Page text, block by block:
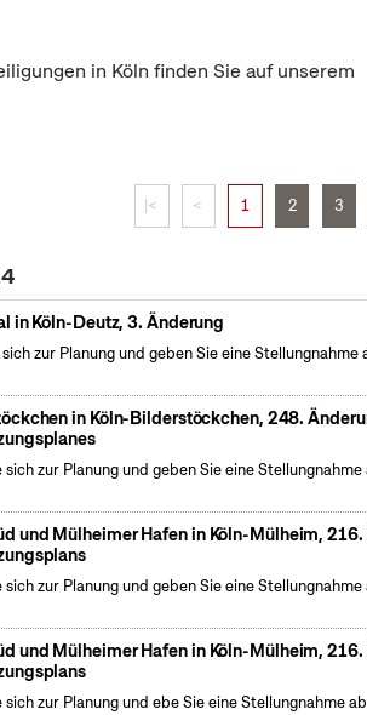
in Köln finden Sie auf unserem
|< < 1 2 3
in Köln-Deutz, 3. Änderung
zur Planung und geben Sie eine Stellungnahme
in Köln-Bilderstöckchen, 248.
zur Planung und geben Sie eine Stellungnahme
und Mülheimer Hafen in Köln-Mülheim,
zur Planung und geben Sie eine Stellungnahme
und Mülheimer Hafen in Köln-Mülheim,
zur Planung und ebe Sie eine Stellungnahme